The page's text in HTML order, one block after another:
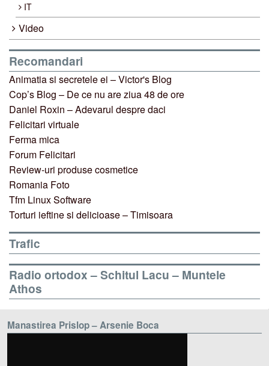
IT
Video
Recomandari
Animatia si secretele ei – Victor's Blog
Cop’s Blog – De ce nu are ziua 48 de ore
Daniel Roxin – Adevarul despre daci
Felicitari virtuale
Ferma mica
Forum Felicitari
Review-uri produse cosmetice
Romania Foto
Tfm Linux Software
Torturi ieftine si delicioase – Timisoara
Trafic
Radio ortodox – Schitul Lacu – Muntele
Athos
Manastirea Prislop – Arsenie Boca